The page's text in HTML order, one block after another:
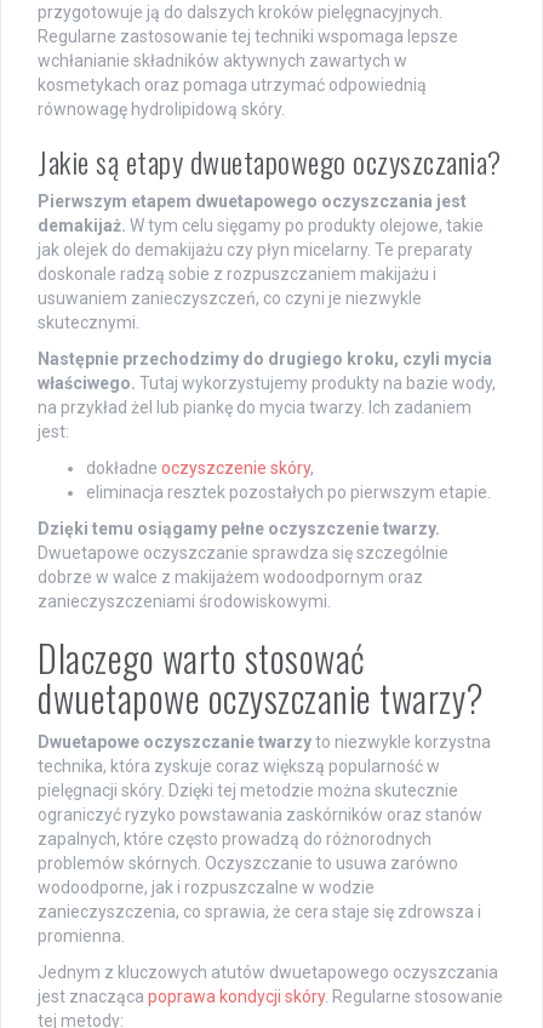
przygotowuje ją do dalszych kroków pielęgnacyjnych.
Regularne zastosowanie tej techniki wspomaga lepsze
wchłanianie składników aktywnych zawartych w
kosmetykach oraz pomaga utrzymać odpowiednią
równowagę hydrolipidową skóry.
Jakie są etapy dwuetapowego oczyszczania?
Pierwszym etapem dwuetapowego oczyszczania jest
demakijaż. W tym celu sięgamy po produkty olejowe, takie
jak olejek do demakijażu czy płyn micelarny. Te preparaty
doskonale radzą sobie z rozpuszczaniem makijażu i
usuwaniem zanieczyszczeń, co czyni je niezwykle
skutecznymi.
Następnie przechodzimy do drugiego kroku, czyli mycia
właściwego. Tutaj wykorzystujemy produkty na bazie wody,
na przykład żel lub piankę do mycia twarzy. Ich zadaniem
jest:
dokładne oczyszczenie skóry,
eliminacja resztek pozostałych po pierwszym etapie.
Dzięki temu osiągamy pełne oczyszczenie twarzy.
Dwuetapowe oczyszczanie sprawdza się szczególnie
dobrze w walce z makijażem wodoodpornym oraz
zanieczyszczeniami środowiskowymi.
Dlaczego warto stosować
dwuetapowe oczyszczanie twarzy?
Dwuetapowe oczyszczanie twarzyto niezwykle korzystna
technika, która zyskuje coraz większą popularność w
pielęgnacji skóry. Dzięki tej metodzie można skutecznie
ograniczyć ryzyko powstawania zaskórników oraz stanów
zapalnych, które często prowadzą do różnorodnych
problemów skórnych. Oczyszczanie to usuwa zarówno
wodoodporne, jak i rozpuszczalne w wodzie
zanieczyszczenia, co sprawia, że cera staje się zdrowsza i
promienna.
Jednym z kluczowych atutów dwuetapowego oczyszczania
jest znacząca poprawa kondycji skóry. Regularne stosowanie
tej metody: